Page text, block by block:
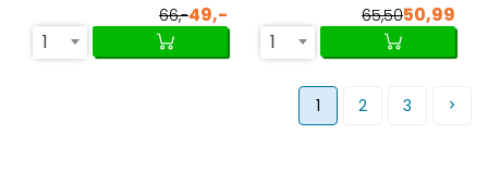
66,-49,-
1
65,5050,99
1
1 2 3